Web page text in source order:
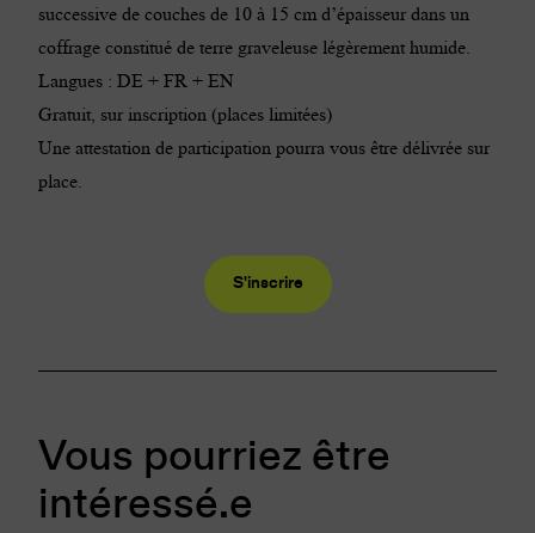
successive de couches de 10 à 15 cm d’épaisseur dans un
coffrage constitué de terre graveleuse légèrement humide.
Langues : DE + FR + EN
Gratuit, sur inscription (places limitées)
Une attestation de participation pourra vous être délivrée sur
place.
S'inscrire
Vous pourriez être
intéressé.e